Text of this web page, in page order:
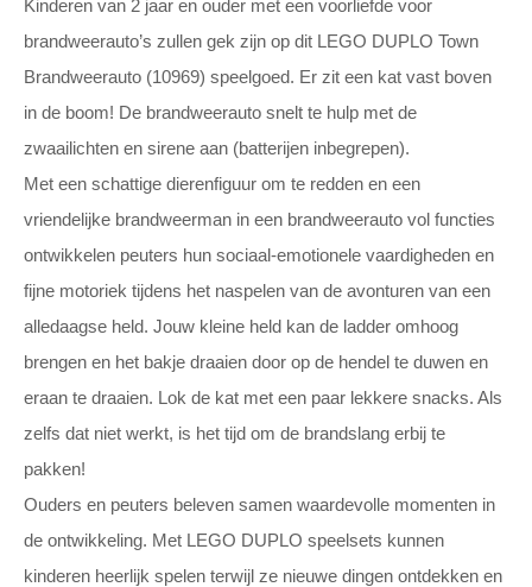
Kinderen van 2 jaar en ouder met een voorliefde voor
brandweerauto’s zullen gek zijn op dit LEGO DUPLO Town
Brandweerauto (10969) speelgoed. Er zit een kat vast boven
in de boom! De brandweerauto snelt te hulp met de
zwaailichten en sirene aan (batterijen inbegrepen).
Met een schattige dierenfiguur om te redden en een
vriendelijke brandweerman in een brandweerauto vol functies
ontwikkelen peuters hun sociaal-emotionele vaardigheden en
fijne motoriek tijdens het naspelen van de avonturen van een
alledaagse held. Jouw kleine held kan de ladder omhoog
brengen en het bakje draaien door op de hendel te duwen en
eraan te draaien. Lok de kat met een paar lekkere snacks. Als
zelfs dat niet werkt, is het tijd om de brandslang erbij te
pakken!
Ouders en peuters beleven samen waardevolle momenten in
de ontwikkeling. Met LEGO DUPLO speelsets kunnen
kinderen heerlijk spelen terwijl ze nieuwe dingen ontdekken en